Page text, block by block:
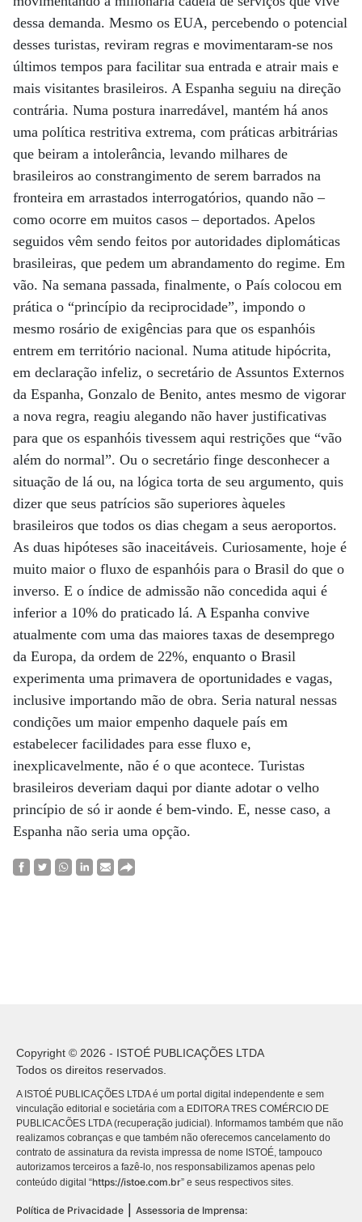
dessa demanda. Mesmo os EUA, percebendo o potencial
desses turistas, reviram regras e movimentaram-se nos
últimos tempos para facilitar sua entrada e atrair mais e
mais visitantes brasileiros. A Espanha seguiu na direção
contrária. Numa postura inarredável, mantém há anos
uma política restritiva extrema, com práticas arbitrárias
que beiram a intolerância, levando milhares de
brasileiros ao constrangimento de serem barrados na
fronteira em arrastados interrogatórios, quando não –
como ocorre em muitos casos – deportados. Apelos
seguidos vêm sendo feitos por autoridades diplomáticas
brasileiras, que pedem um abrandamento do regime. Em
vão. Na semana passada, finalmente, o País colocou em
prática o “princípio da reciprocidade”, impondo o
mesmo rosário de exigências para que os espanhóis
entrem em território nacional. Numa atitude hipócrita,
em declaração infeliz, o secretário de Assuntos Externos
da Espanha, Gonzalo de Benito, antes mesmo de vigorar
a nova regra, reagiu alegando não haver justificativas
para que os espanhóis tivessem aqui restrições que “vão
além do normal”. Ou o secretário finge desconhecer a
situação de lá ou, na lógica torta de seu argumento, quis
dizer que seus patrícios são superiores àqueles
brasileiros que todos os dias chegam a seus aeroportos.
As duas hipóteses são inaceitáveis. Curiosamente, hoje é
muito maior o fluxo de espanhóis para o Brasil do que o
inverso. E o índice de admissão não concedida aqui é
inferior a 10% do praticado lá. A Espanha convive
atualmente com uma das maiores taxas de desemprego
da Europa, da ordem de 22%, enquanto o Brasil
experimenta uma primavera de oportunidades e vagas,
inclusive importando mão de obra. Seria natural nessas
condições um maior empenho daquele país em
estabelecer facilidades para esse fluxo e,
inexplicavelmente, não é o que acontece. Turistas
brasileiros deveriam daqui por diante adotar o velho
princípio de só ir aonde é bem-vindo. E, nesse caso, a
Espanha não seria uma opção.
Copyright © 2026 - ISTOÉ PUBLICAÇÕES LTDA
Todos os direitos reservados.
A ISTOÉ PUBLICAÇÕES LTDA é um portal digital independente e sem
vinculação editorial e societária com a EDITORA TRES COMÉRCIO DE
PUBLICACÕES LTDA (recuperação judicial). Informamos também que não
realizamos cobranças e que também não oferecemos cancelamento do
contrato de assinatura da revista impressa de nome ISTOÉ, tampouco
autorizamos terceiros a fazê-lo, nos responsabilizamos apenas pelo
conteúdo digital “https://istoe.com.br” e seus respectivos sites.
Política de Privacidade Assessoria de Imprensa: